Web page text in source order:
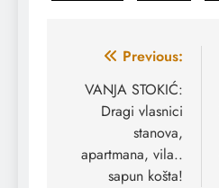
Navigacija
članaka
Previous:
VANJA STOKIĆ:
Dragi vlasnici
stanova,
apartmana, vila..
sapun košta!